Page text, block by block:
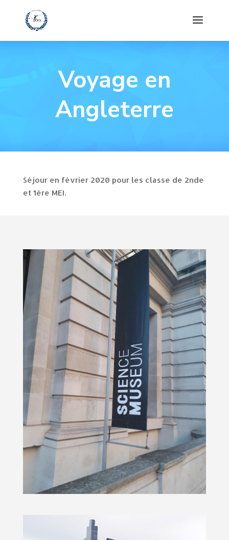
Voyage en
Angleterre
Séjour en février 2020 pour les classe de 2nde
et 1ère MEI.